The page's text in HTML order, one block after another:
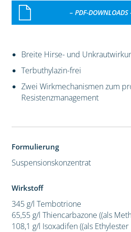
– PDF-DOWNLOADS
Breite Hirse- und
Terbuthylazin-frei
Zwei Wirkmechanismen zum
Resistenzmanagement
Formulierung
Suspensionskonzentrat
Wirkstoff
345 g/l Tembotrione
65,55 g/l Thiencarbazone ((als
108,1 g/l Isoxadifen ((als Ethylester